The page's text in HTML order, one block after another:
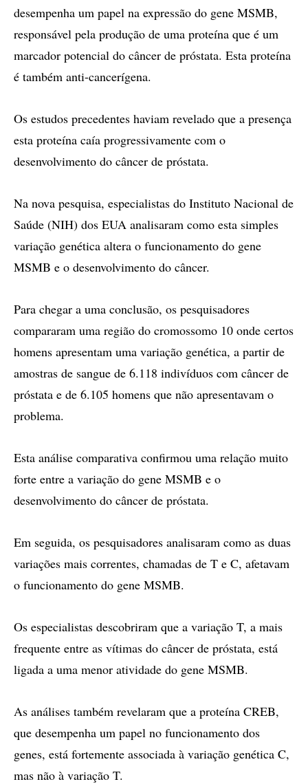
desempenha um papel na expressão do gene MSMB,
responsável pela produção de uma proteína que é um
marcador potencial do câncer de próstata. Esta proteína
é também anti-cancerígena.
Os estudos precedentes haviam revelado que a presença
esta proteína caía progressivamente com o
desenvolvimento do câncer de próstata.
Na nova pesquisa, especialistas do Instituto Nacional de
Saúde (NIH) dos EUA analisaram como esta simples
variação genética altera o funcionamento do gene
MSMB e o desenvolvimento do câncer.
Para chegar a uma conclusão, os pesquisadores
compararam uma região do cromossomo 10 onde certos
homens apresentam uma variação genética, a partir de
amostras de sangue de 6.118 indivíduos com câncer de
próstata e de 6.105 homens que não apresentavam o
problema.
Esta análise comparativa confirmou uma relação muito
forte entre a variação do gene MSMB e o
desenvolvimento do câncer de próstata.
Em seguida, os pesquisadores analisaram como as duas
variações mais correntes, chamadas de T e C, afetavam
o funcionamento do gene MSMB.
Os especialistas descobriram que a variação T, a mais
frequente entre as vítimas do câncer de próstata, está
ligada a uma menor atividade do gene MSMB.
As análises também revelaram que a proteína CREB,
que desempenha um papel no funcionamento dos
genes, está fortemente associada à variação genética C,
mas não à variação T.